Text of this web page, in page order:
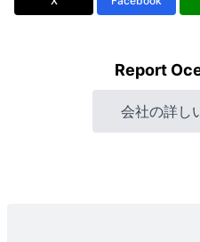
Report
会社の詳し